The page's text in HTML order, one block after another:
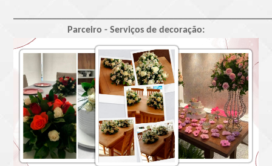
Parceiro - Serviços de decoração: